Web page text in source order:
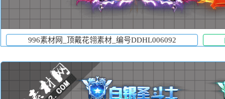
996素材网_顶戴花翎素材_编号DDHL006092